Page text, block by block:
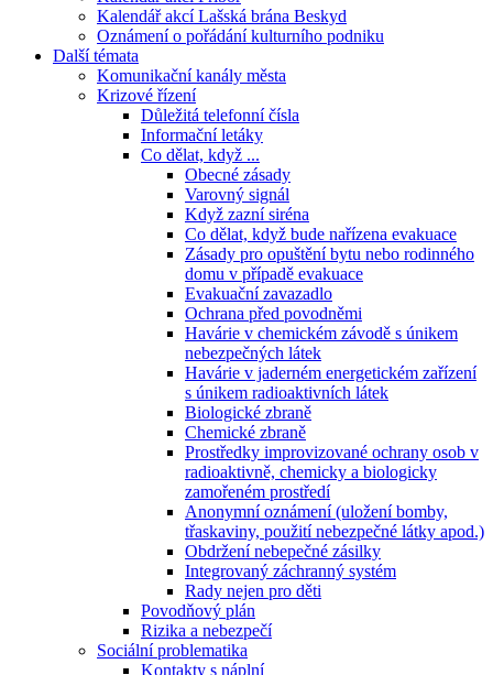
Kalendář akcí Lašská brána Beskyd
Oznámení o pořádání kulturního podniku
Další témata
Komunikační kanály města
Krizové řízení
Důležitá telefonní čísla
Informační letáky
Co dělat, když ...
Obecné zásady
Varovný signál
Když zazní siréna
Co dělat, když bude nařízena evakuace
Zásady pro opuštění bytu nebo rodinného
domu v případě evakuace
Evakuační zavazadlo
Ochrana před povodněmi
Havárie v chemickém závodě s únikem
nebezpečných látek
Havárie v jaderném energetickém zařízení
s únikem radioaktivních látek
Biologické zbraně
Chemické zbraně
Prostředky improvizované ochrany osob v
radioaktivně, chemicky a biologicky
zamořeném prostředí
Anonymní oznámení (uložení bomby,
třaskaviny, použití nebezpečné látky apod.)
Obdržení nebepečné zásilky
Integrovaný záchranný systém
Rady nejen pro děti
Povodňový plán
Rizika a nebezpečí
Sociální problematika
Kontakty s náplní